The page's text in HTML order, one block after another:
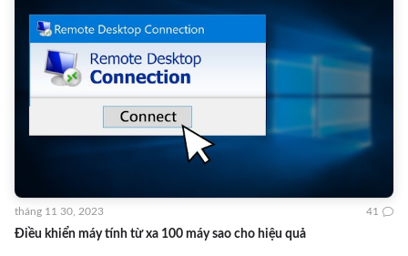
Điều khiển máy tính từ xa 100 máy sao cho hiệu quả
tháng 11 30, 2023 41